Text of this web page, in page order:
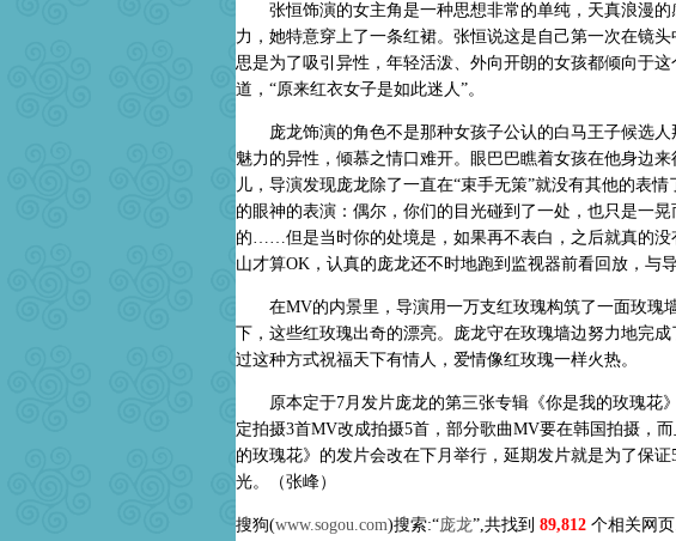
张恒饰演的女主角是一种思想非常的单纯，天真浪漫的
力，她特意穿上了一条红裙。张恒说这是自己第一次在镜
思是为了吸引异性，年轻活泼、外向开朗的女孩都倾向于
道，“原来红衣女子是如此迷人”。
庞龙饰演的角色不是那种女孩子公认的白马王子候选人
魅力的异性，倾慕之情口难开。眼巴巴瞧着女孩在他身边
儿，导演发现庞龙除了一直在“束手无策”就没有其他的表
的眼神的表演：偶尔，你们的目光碰到了一处，也只是一
的……但是当时你的处境是，如果再不表白，之后就真的没
山才算OK，认真的庞龙还不时地跑到监视器前看回放，与导
在MV的内景里，导演用一万支红玫瑰构筑了一面玫瑰
下，这些红玫瑰出奇的漂亮。庞龙守在玫瑰墙边努力地完
过这种方式祝福天下有情人，爱情像红玫瑰一样火热。
原本定于7月发片庞龙的第三张专辑《你是我的玫瑰花
定拍摄3首MV改成拍摄5首，部分歌曲MV要在韩国拍摄，
的玫瑰花》的发片会改在下月举行，延期发片就是为了保
光。（张峰）
搜狗(www.sogou.com)搜索:“庞龙”,共找到 89,812 个相关网